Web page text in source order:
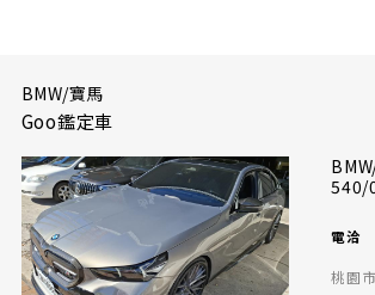
BMW/寶馬
Goo鑑定車
540/
電洽
桃園